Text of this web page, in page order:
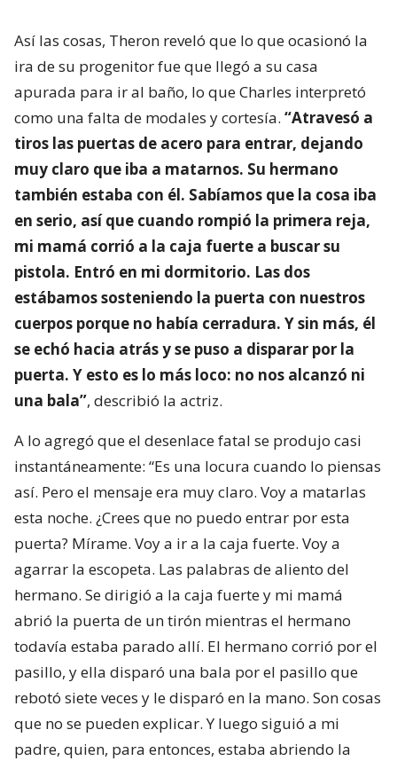
Así las cosas, Theron reveló que lo que ocasionó la
ira de su progenitor fue que llegó a su casa
apurada para ir al baño, lo que Charles interpretó
como una falta de modales y cortesía. “Atravesó a
tiros las puertas de acero para entrar, dejando
muy claro que iba a matarnos. Su hermano
también estaba con él. Sabíamos que la cosa iba
en serio, así que cuando rompió la primera reja,
mi mamá corrió a la caja fuerte a buscar su
pistola. Entró en mi dormitorio. Las dos
estábamos sosteniendo la puerta con nuestros
cuerpos porque no había cerradura. Y sin más, él
se echó hacia atrás y se puso a disparar por la
puerta. Y esto es lo más loco: no nos alcanzó ni
una bala”, describió la actriz.
A lo agregó que el desenlace fatal se produjo casi
instantáneamente: “Es una locura cuando lo piensas
así. Pero el mensaje era muy claro. Voy a matarlas
esta noche. ¿Crees que no puedo entrar por esta
puerta? Mírame. Voy a ir a la caja fuerte. Voy a
agarrar la escopeta. Las palabras de aliento del
hermano. Se dirigió a la caja fuerte y mi mamá
abrió la puerta de un tirón mientras el hermano
todavía estaba parado allí. El hermano corrió por el
pasillo, y ella disparó una bala por el pasillo que
rebotó siete veces y le disparó en la mano. Son cosas
que no se pueden explicar. Y luego siguió a mi
padre, quien, para entonces, estaba abriendo la